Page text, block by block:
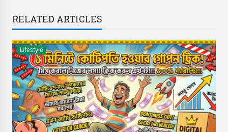
RELATED ARTICLES
Lifestyle